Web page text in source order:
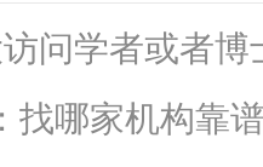
问学者或者
找哪家机构